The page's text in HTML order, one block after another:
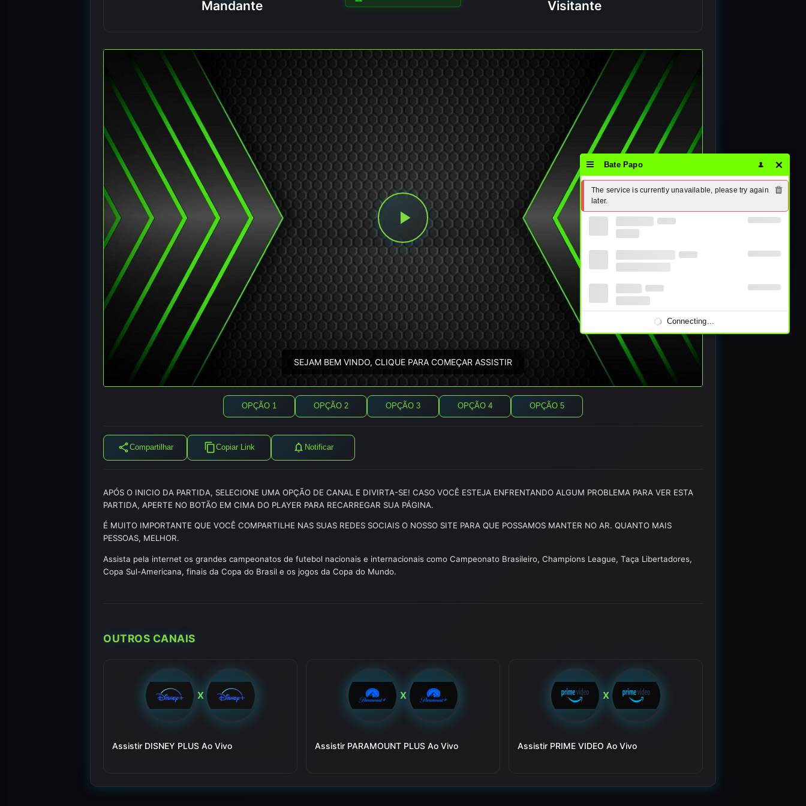
Mandante Visitante
SEJAM BEM VINDO, CLIQUE PARA COMEÇAR ASSISTIR
OPÇÃO 1 OPÇÃO 2 OPÇÃO 3 OPÇÃO 4 OPÇÃO 5
Compartilhar Copiar Link Notificar
APÓS O INICIO DA PARTIDA, SELECIONE UMA OPÇÃO DE CANAL E DIVIRTA-SE! CASO VOCÊ ESTEJA ENFRENTANDO ALGUM PROBLEMA PARA VER ESTA
PARTIDA, APERTE NO BOTÃO EM CIMA DO PLAYER PARA RECARREGAR SUA PÁGINA.
É MUITO IMPORTANTE QUE VOCÊ COMPARTILHE NAS SUAS REDES SOCIAIS O NOSSO SITE PARA QUE POSSAMOS MANTER NO AR. QUANTO MAIS
PESSOAS, MELHOR.
Assista pela internet os grandes campeonatos de futebol nacionais e internacionais como Campeonato Brasileiro, Champions League, Taça Libertadores,
Copa Sul-Americana, finais da Copa do Brasil e os jogos da Copa do Mundo.
OUTROS CANAIS
X
Assistir DISNEY PLUS Ao Vivo
X
Assistir PARAMOUNT PLUS Ao Vivo
X
Assistir PRIME VIDEO Ao Vivo
Bate Papo
The service is currently unavailable, please try again
later.
Connecting...